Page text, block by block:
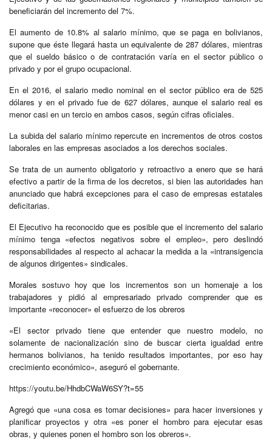
beneficiarán del incremento del 7%.
El aumento de 10.8% al salario mínimo, que se paga en bolivianos,
supone que éste llegará hasta un equivalente de 287 dólares, mientras
que el sueldo básico o de contratación varía en el sector público o
privado y por el grupo ocupacional.
En el 2016, el salario medio nominal en el sector público era de 525
dólares y en el privado fue de 627 dólares, aunque el salario real es
menor casi en un tercio en ambos casos, según cifras oficiales.
La subida del salario mínimo repercute en incrementos de otros costos
laborales en las empresas asociados a los derechos sociales.
Se trata de un aumento obligatorio y retroactivo a enero que se hará
efectivo a partir de la firma de los decretos, si bien las autoridades han
anunciado que habrá excepciones para el caso de empresas estatales
deficitarias.
El Ejecutivo ha reconocido que es posible que el incremento del salario
mínimo tenga «efectos negativos sobre el empleo», pero deslindó
responsabilidades al respecto al achacar la medida a la «intransigencia
de algunos dirigentes» sindicales.
Morales sostuvo hoy que los incrementos son un homenaje a los
trabajadores y pidió al empresariado privado comprender que es
importante «reconocer» el esfuerzo de los obreros
«El sector privado tiene que entender que nuestro modelo, no
solamente de nacionalización sino de buscar cierta igualdad entre
hermanos bolivianos, ha tenido resultados importantes, por eso hay
crecimiento económico», aseguró el gobernante.
https://youtu.be/HhdbCWaW6SY?t=55
Agregó que «una cosa es tomar decisiones» para hacer inversiones y
planificar proyectos y otra «es poner el hombro para ejecutar esas
obras, y quienes ponen el hombro son los obreros».